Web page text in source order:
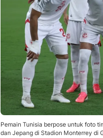
Pemain Tunisia berpose untuk foto
dan Jepang di Stadion Monterrey di